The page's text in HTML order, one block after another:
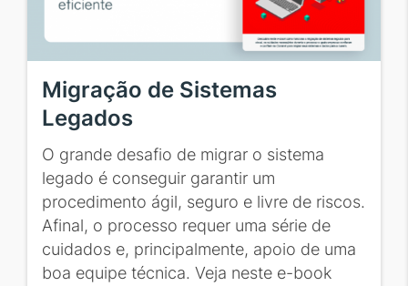
Migração de Sistemas
Legados
O grande desafio de migrar o sistema
legado é conseguir garantir um
procedimento ágil, seguro e livre de riscos.
Afinal, o processo requer uma série de
cuidados e, principalmente, apoio de uma
boa equipe técnica. Veja neste e-book